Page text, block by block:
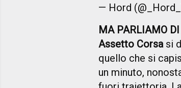
— Hord
MA PARLIAMO
Assetto Corsasi
quello che si
un minuto,